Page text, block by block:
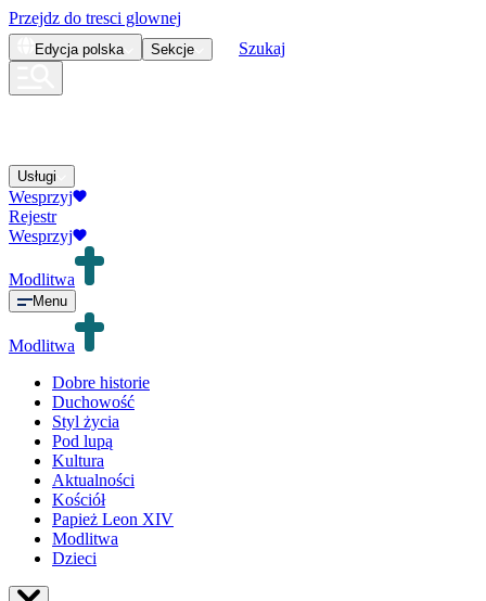
Przejdz do tresci glownej
Edycja polska Sekcje Szukaj
Usługi
Wesprzyj
Rejestr
Wesprzyj
Modlitwa
Menu
Modlitwa
Dobre historie
Duchowość
Styl życia
Pod lupą
Kultura
Aktualności
Kościół
Papież Leon XIV
Modlitwa
Dzieci